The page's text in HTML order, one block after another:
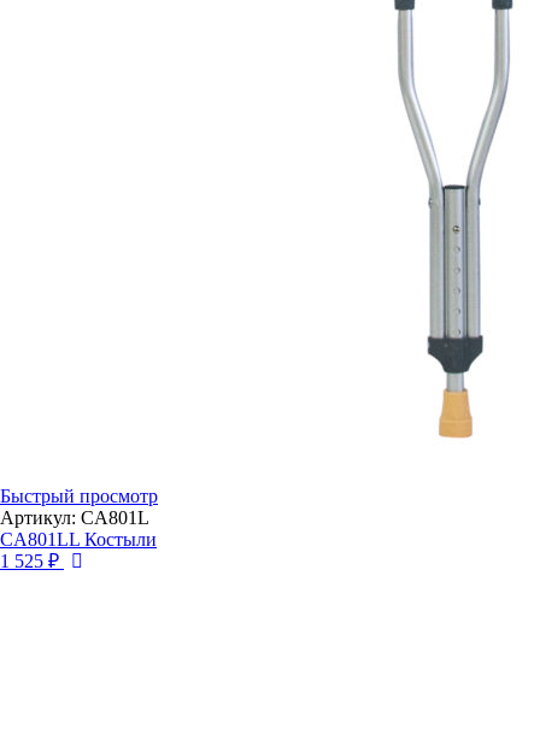
Быстрый просмотр
Артикул: CA801L
CA801LL Костыли
1 525 ₽